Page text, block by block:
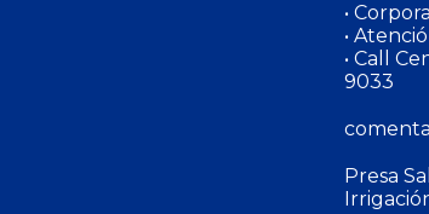
•
•
• Call
9033
Presa